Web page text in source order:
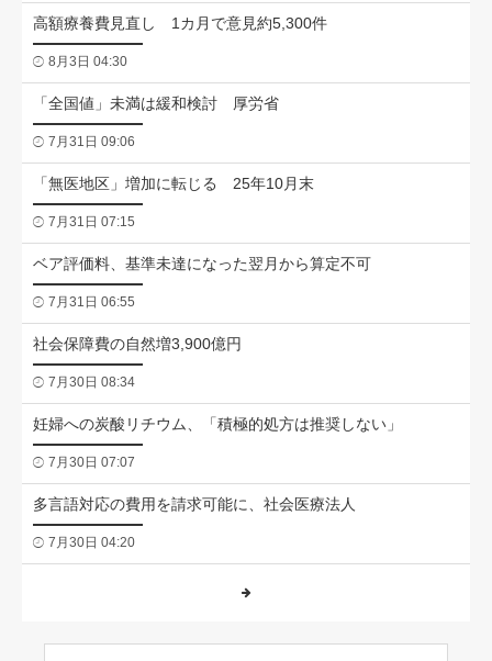
高額療養費見直し 1カ月で意見約5,300件
8月3日 04:30
「全国値」未満は緩和検討 厚労省
7月31日 09:06
「無医地区」増加に転じる 25年10月末
7月31日 07:15
ベア評価料、基準未達になった翌月から算定不可
7月31日 06:55
社会保障費の自然増3,900億円
7月30日 08:34
妊婦への炭酸リチウム、「積極的処方は推奨しない」
7月30日 07:07
多言語対応の費用を請求可能に、社会医療法人
7月30日 04:20